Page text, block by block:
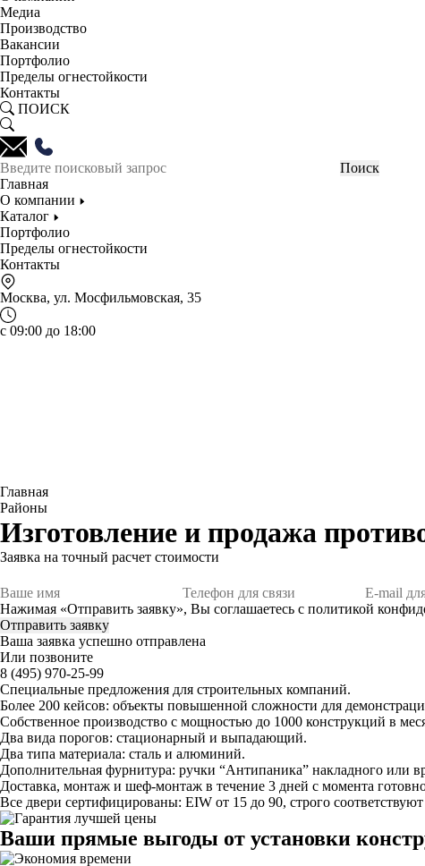
Медиа
Производство
Вакансии
Портфолио
Пределы огнестойкости
Контакты
ПОИСК
Главная
О компании
Каталог
Портфолио
Пределы огнестойкости
Контакты
Москва, ул. Мосфильмовская, 35
с 09:00 до 18:00
Главная
Районы
Изготовление и продажа
Заявка на точный расчет стоимости
Нажимая «Отправить заявку», Вы соглашаетесь с политикой
Ваша заявка успешно отправлена
Или позвоните
8 (495) 970-25-99
Специальные предложения для строительных компаний.
Более 200 кейсов: объекты повышенной сложности для
Собственное производство с мощностью до 1000 конструкций в
Два вида порогов: стационарный и выпадающий.
Два типа материала: сталь и алюминий.
Дополнительная фурнитура: ручки “Антипаника” накладного или
Доставка, монтаж и шеф-монтаж в течение 3 дней с момента
Все двери сертифицированы: EIW от 15 до 90, строго
Ваши прямые выгоды от установки